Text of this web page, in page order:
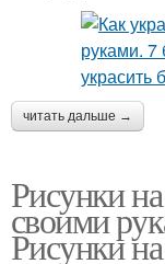
читать дальше →
Рисунки
своими
Рисунки